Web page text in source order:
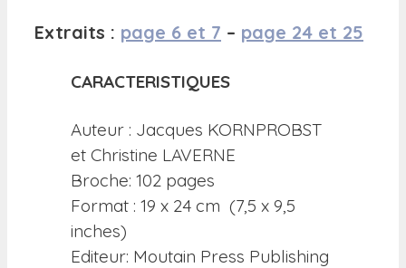
Extraits : page 6 et 7 – page 24 et 25
CARACTERISTIQUES
Auteur : Jacques KORNPROBST
et Christine LAVERNE
Broche: 102 pages
Format : 19 x 24 cm (7,5 x 9,5
inches)
Editeur: Moutain Press Publishing